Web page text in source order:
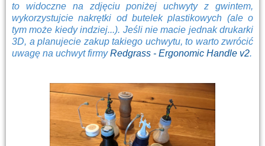
to widoczne na zdjęciu poniżej uchwyty z gwintem,
wykorzystujcie nakrętki od butelek plastikowych (ale o
tym może kiedy indziej...). Jeśli nie macie jednak drukarki
3D, a planujecie zakup takiego uchwytu, to warto zwrócić
uwagę na uchwyt firmyRedgrass - Ergonomic Handle v2.